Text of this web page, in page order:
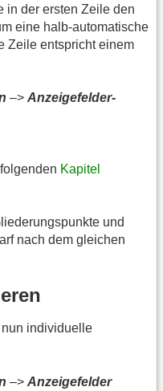
in der ersten Zeile den
eine halb-automatische
Zeile entspricht einem
–> Anzeigefelder-
Kapitel
und
nach dem gleichen
individuelle
–> Anzeigefelder